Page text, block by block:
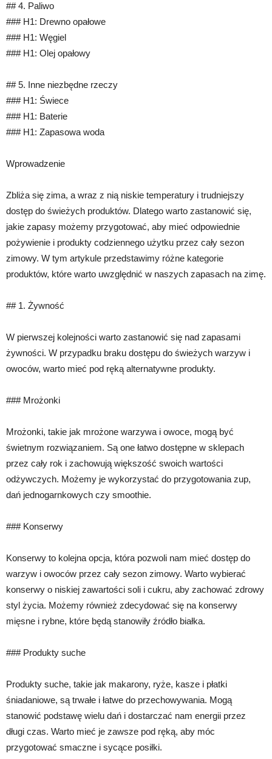
## 4. Paliwo
### H1: Drewno opałowe
### H1: Węgiel
### H1: Olej opałowy
## 5. Inne niezbędne rzeczy
### H1: Świece
### H1: Baterie
### H1: Zapasowa woda
Wprowadzenie
Zbliża się zima, a wraz z nią niskie temperatury i trudniejszy
dostęp do świeżych produktów. Dlatego warto zastanowić się,
jakie zapasy możemy przygotować, aby mieć odpowiednie
pożywienie i produkty codziennego użytku przez cały sezon
zimowy. W tym artykule przedstawimy różne kategorie
produktów, które warto uwzględnić w naszych zapasach na zimę.
## 1. Żywność
W pierwszej kolejności warto zastanowić się nad zapasami
żywności. W przypadku braku dostępu do świeżych warzyw i
owoców, warto mieć pod ręką alternatywne produkty.
### Mrożonki
Mrożonki, takie jak mrożone warzywa i owoce, mogą być
świetnym rozwiązaniem. Są one łatwo dostępne w sklepach
przez cały rok i zachowują większość swoich wartości
odżywczych. Możemy je wykorzystać do przygotowania zup,
dań jednogarnkowych czy smoothie.
### Konserwy
Konserwy to kolejna opcja, która pozwoli nam mieć dostęp do
warzyw i owoców przez cały sezon zimowy. Warto wybierać
konserwy o niskiej zawartości soli i cukru, aby zachować zdrowy
styl życia. Możemy również zdecydować się na konserwy
mięsne i rybne, które będą stanowiły źródło białka.
### Produkty suche
Produkty suche, takie jak makarony, ryże, kasze i płatki
śniadaniowe, są trwałe i łatwe do przechowywania. Mogą
stanowić podstawę wielu dań i dostarczać nam energii przez
długi czas. Warto mieć je zawsze pod ręką, aby móc
przygotować smaczne i sycące posiłki.